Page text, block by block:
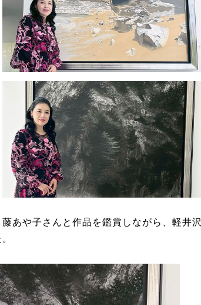
あや子さんと作品を鑑賞しながら、軽井沢